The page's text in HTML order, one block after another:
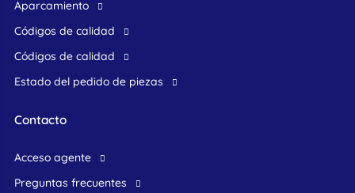
Aparcamiento
Códigos de calidad
Códigos de calidad
Estado del pedido de piezas
Contacto
acceso agente
preguntas frecuentes